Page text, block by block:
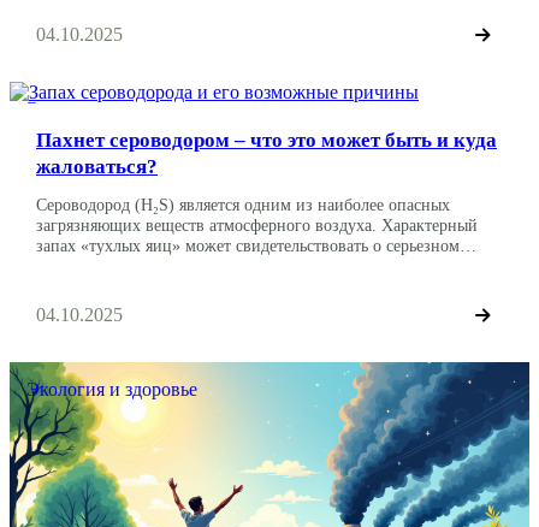
если вы ищете информацию о том, как и куда можно написать
обращение и жалобу на зловонный запах канализации.
04.10.2025
Экология и здоровье
Пахнет сероводором – что это может быть и куда
жаловаться?
Сероводород (H₂S) является одним из наиболее опасных
загрязняющих веществ атмосферного воздуха. Характерный
запах «тухлых яиц» может свидетельствовать о серьезном
стоит обязательно привлечь внимание властей к этому, подав
жалобу или обращение. Это руководство поможет вам
и эффективно […]
04.10.2025
Экология и здоровье